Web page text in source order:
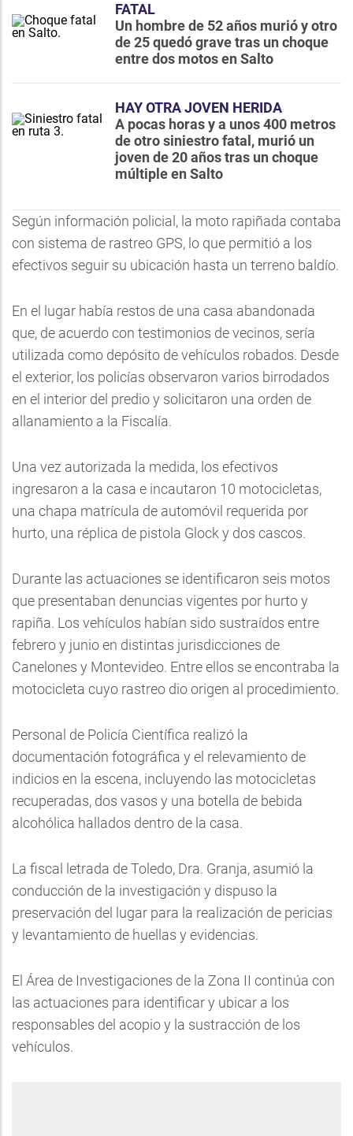
FATAL
Un hombre de 52 años murió y otro
de 25 quedó grave tras un choque
entre dos motos en Salto
HAY OTRA JOVEN HERIDA
A pocas horas y a unos 400 metros
de otro siniestro fatal, murió un
joven de 20 años tras un choque
múltiple en Salto
Según información policial, la moto rapiñada contaba
con sistema de rastreo GPS, lo que permitió a los
efectivos seguir su ubicación hasta un terreno baldío.
En el lugar había restos de una casa abandonada
que, de acuerdo con testimonios de vecinos, sería
utilizada como depósito de vehículos robados. Desde
el exterior, los policías observaron varios birrodados
en el interior del predio y solicitaron una orden de
allanamiento a la Fiscalía.
Una vez autorizada la medida, los efectivos
ingresaron a la casa e incautaron 10 motocicletas,
una chapa matrícula de automóvil requerida por
hurto, una réplica de pistola Glock y dos cascos.
Durante las actuaciones se identificaron seis motos
que presentaban denuncias vigentes por hurto y
rapiña. Los vehículos habían sido sustraídos entre
febrero y junio en distintas jurisdicciones de
Canelones y Montevideo. Entre ellos se encontraba la
motocicleta cuyo rastreo dio origen al procedimiento.
Personal de Policía Científica realizó la
documentación fotográfica y el relevamiento de
indicios en la escena, incluyendo las motocicletas
recuperadas, dos vasos y una botella de bebida
alcohólica hallados dentro de la casa.
La fiscal letrada de Toledo, Dra. Granja, asumió la
conducción de la investigación y dispuso la
preservación del lugar para la realización de pericias
y levantamiento de huellas y evidencias.
El Área de Investigaciones de la Zona II continúa con
las actuaciones para identificar y ubicar a los
responsables del acopio y la sustracción de los
vehículos.